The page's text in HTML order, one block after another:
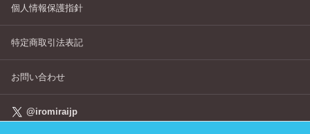
個人情報保護指針
特定商取引法表記
お問い合わせ
@iromiraijp